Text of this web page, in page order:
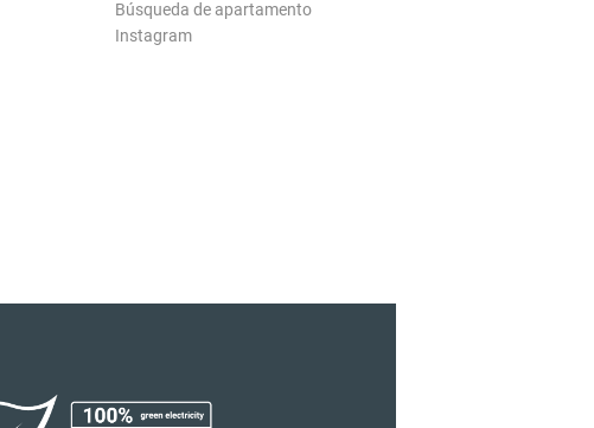
Búsqueda de apartamento
Instagram